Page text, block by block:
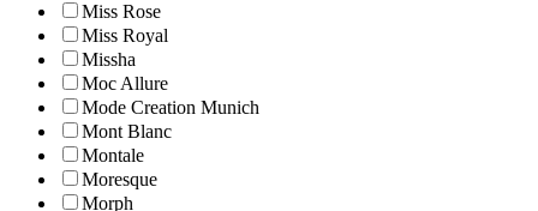
Miss Rose
Miss Royal
Missha
Moc Allure
Mode Creation Munich
Mont Blanc
Montale
Moresque
Morph